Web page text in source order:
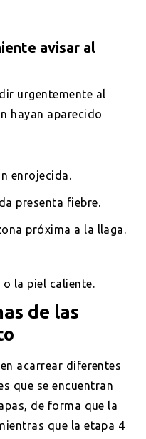
avisar al
urgentemente al
hayan aparecido
enrojecida.
presenta fiebre.
próxima a la llaga.
la piel caliente.
de las
acarrear diferentes
que se encuentran
de forma que la
que la etapa 4